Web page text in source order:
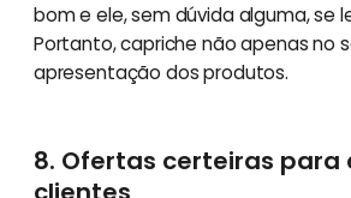
bom e ele, sem dúvida alguma, se
Portanto, capriche não apenas no
apresentação dos produtos.
8. Ofertas certeiras para